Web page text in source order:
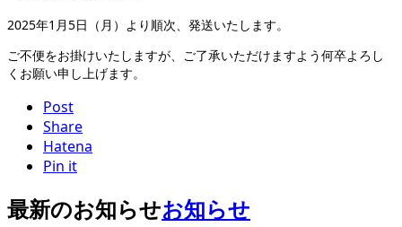
2025年1月5日（月）より順次、発送いたします。
ご不便をお掛けいたしますが、ご了承いただけますよう何卒よろし
くお願い申し上げます。
Post
Share
Hatena
Pin it
最新のお知らせお知らせ